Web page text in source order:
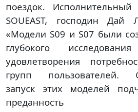
поездок. Исполнительный
SOUEAST, господин Дай
«Модели S09 и S07 были
глубокого
удовлетворения
групп пользователей.
запуск этих моделей
преданность